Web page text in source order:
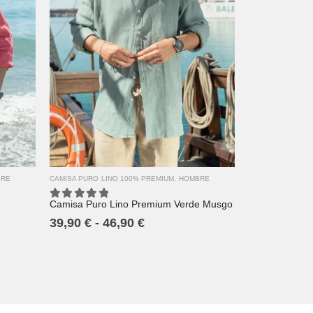
XS S M
L XL
3XL
CAMISA PURO LINO 100% PREMIUM HOMBRE
5.00out of 5
Camisa Puro Lino Premium Verde Musgo
39,90 € - 46,90 €